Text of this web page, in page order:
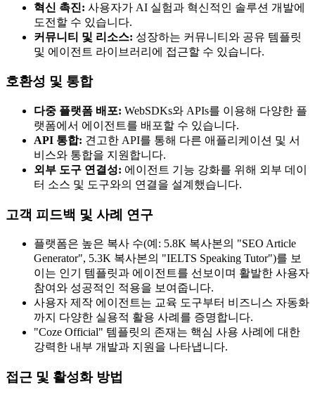
혁신 촉진: 사용자가 AI 실험과 혁신적인 솔루션 개발에
도전할 수 있습니다.
커뮤니티 및 리소스: 성장하는 커뮤니티와 공유 템플릿
및 에이전트 라이브러리에 접근할 수 있습니다.
호환성 및 통합
다중 플랫폼 배포: WebSDKs와 APIs를 이용해 다양한 플
랫폼에서 에이전트를 배포할 수 있습니다.
API 통합: 견고한 API를 통해 다른 애플리케이션 및 서
비스와 통합을 지원합니다.
외부 도구 연결성: 에이전트 기능 강화를 위해 외부 데이
터 소스 및 도구와의 연결을 설계했습니다.
고객 피드백 및 사례 연구
플랫폼은 높은 복사 수(예: 5.8K 복사본의 "SEO Article
Generator", 5.3K 복사본의 "IELTS Speaking Tutor")를 보
이는 인기 템플릿과 에이전트를 선보이며 활발한 사용자
참여와 성공적인 적용을 보여줍니다.
사용자 제작 에이전트는 교육 도구부터 비즈니스 자동화
까지 다양한 실용적 활용 사례를 증명합니다.
"Coze Official" 템플릿의 존재는 핵심 사용 사례에 대한
강력한 내부 개발과 지원을 나타냅니다.
접근 및 활성화 방법